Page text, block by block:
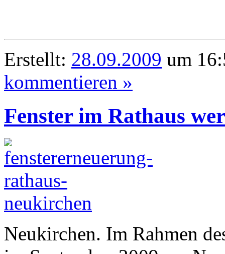
Erstellt: 28.09.2009 um
kommentieren »
Fenster im Rathaus
Neukirchen. Im Rahmen